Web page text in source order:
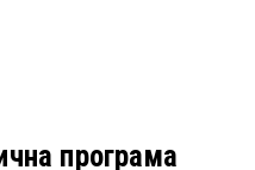
програма